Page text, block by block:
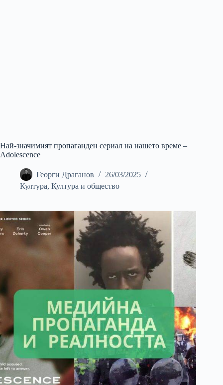
Най-значимият пропаганден сериал на нашето време –
Adolescence
Георги Драганов
26/03/2025
Култура, Култура и общество